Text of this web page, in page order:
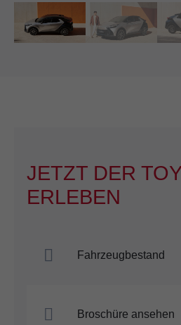
JETZT DER
ERLEBEN
Fahrzeugbestand
Broschüre ansehen